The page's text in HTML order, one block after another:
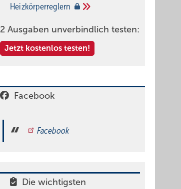
Heizkörperreglern
2 Ausgaben unverbindlich testen:
Jetzt kostenlos testen!
Facebook
Facebook
Die wichtigsten